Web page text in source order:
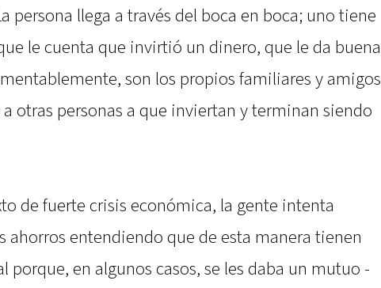
persona llega a través del boca en boca; uno tiene
le cuenta que invirtió un dinero, que le da buena
son los propios familiares y amigos
otras personas a que inviertan y terminan siendo
de fuerte crisis económica, la gente intenta
ahorros entendiendo que de esta manera tienen
porque, en algunos casos, se les daba un mutuo -